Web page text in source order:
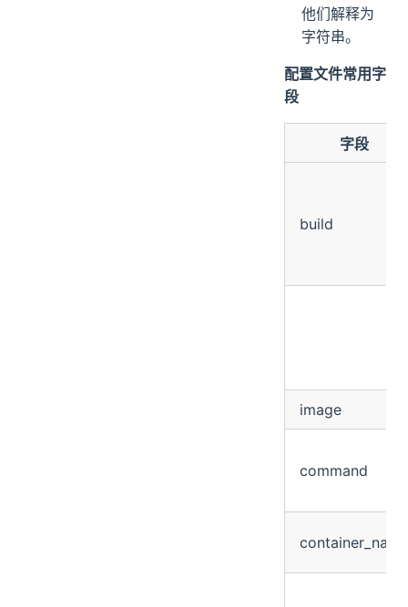
他们解释为
字符串。
配置文件常用字
段
字段
build
image
command
container_name